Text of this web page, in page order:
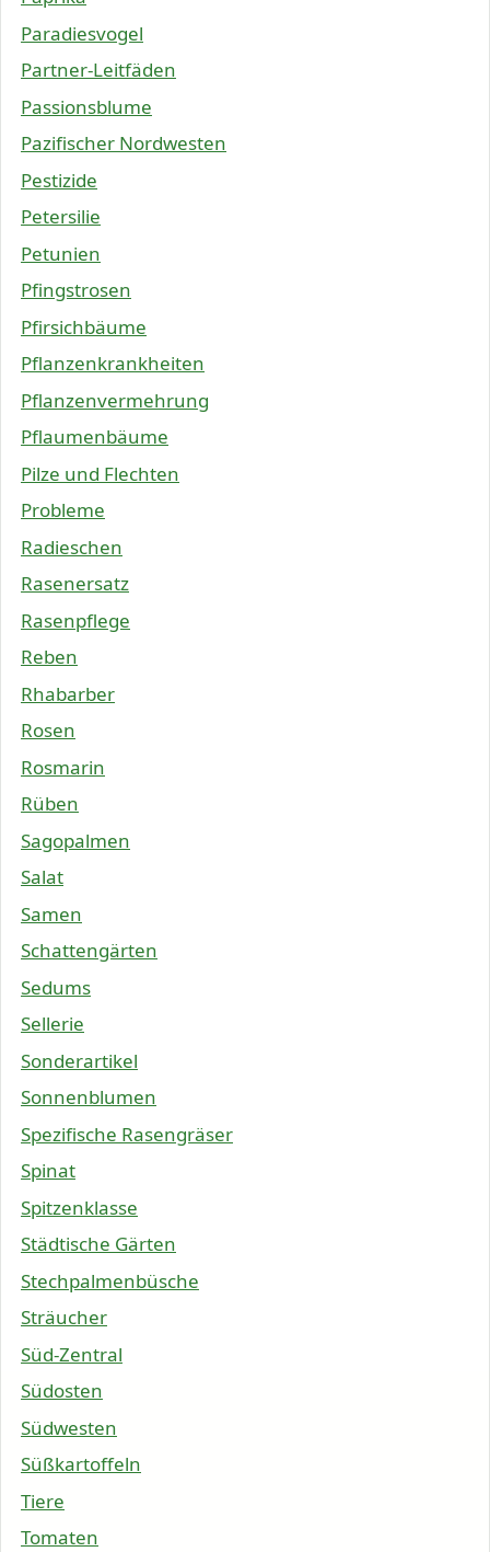
Paradiesvogel
Partner-Leitfäden
Passionsblume
Pazifischer Nordwesten
Pestizide
Petersilie
Petunien
Pfingstrosen
Pfirsichbäume
Pflanzenkrankheiten
Pflanzenvermehrung
Pflaumenbäume
Pilze und Flechten
Probleme
Radieschen
Rasenersatz
Rasenpflege
Reben
Rhabarber
Rosen
Rosmarin
Rüben
Sagopalmen
Salat
Samen
Schattengärten
Sedums
Sellerie
Sonderartikel
Sonnenblumen
Spezifische Rasengräser
Spinat
Spitzenklasse
Städtische Gärten
Stechpalmenbüsche
Sträucher
Süd-Zentral
Südosten
Südwesten
Süßkartoffeln
Tiere
Tomaten